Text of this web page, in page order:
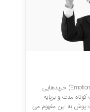
خرید یکباره یا خرید هیجانی (Emotional Spending) خریدهایی
و برپایه
به این مفهوم می